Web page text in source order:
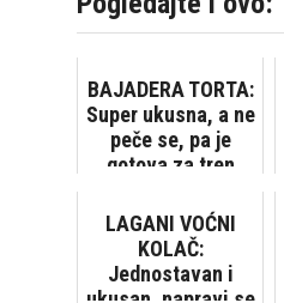
BAJADERA TORTA:
Super ukusna, a ne
peče se, pa je
gotova za tren
LAGANI VOĆNI
KOLAČ:
Jednostavan i